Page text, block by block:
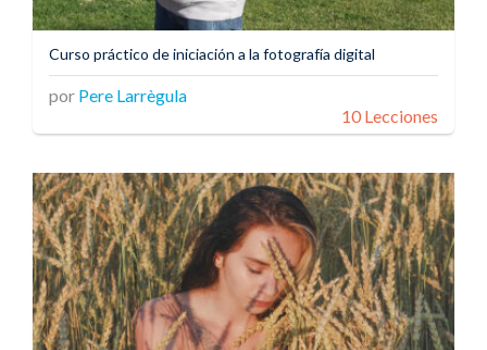
Curso práctico de iniciación a la fotografía digital
por Pere Larrègula
10 Lecciones